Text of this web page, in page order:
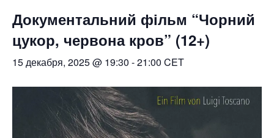
Документальний фільм “Чорний
цукор, червона кров” (12+)
15 декабря, 2025 @ 19:30 -21:00 CET